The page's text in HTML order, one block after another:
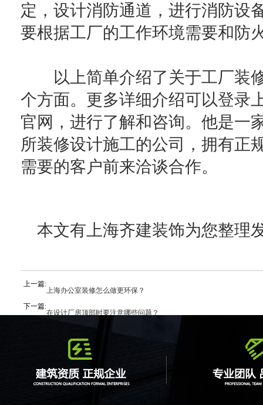
定，设计消防通道，进行消防设
要根据工厂的工作环境需要和防
以上简单介绍了关于工厂装
个方面。更多详细介绍可以登录
官网，进行了解和咨询。他是一
所装修设计施工的公司，拥有正
需要的客户前来洽谈合作。
本文有上海齐建装饰为您整理
上一篇:上海办公室装修怎么做更环保？
下一篇:在设计厂房顶部时要注意哪些问题？